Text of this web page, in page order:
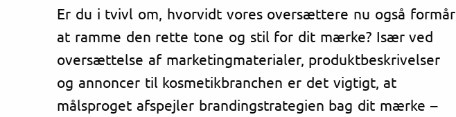
Er du i tvivl om, hvorvidt vores oversættere nu også formår
at ramme den rette tone og stil for dit mærke? Især ved
oversættelse af marketingmaterialer, produktbeskrivelser
og annoncer til kosmetikbranchen er det vigtigt, at
målsproget afspejler brandingstrategien bag dit mærke –